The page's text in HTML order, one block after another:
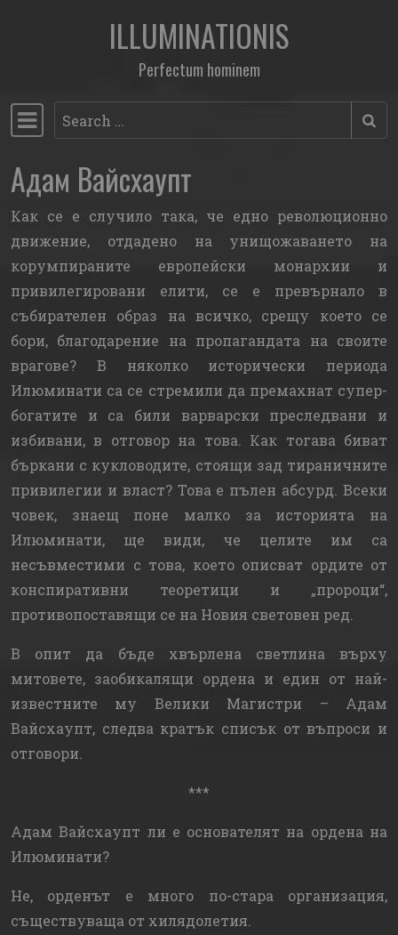
Skip to contentILLUMINATIONIS
Perfectum hominem
Main Navigation
Search
Адам Вайсхаупт
Как се е случило така, че едно революционно
движение, отдадено на унищожаването на
корумпираните европейски монархии и
привилегировани елити, се е превърнало в
събирателен образ на всичко, срещу което се
бори, благодарение на пропагандата на своите
врагове? В няколко исторически периода
Илюминати са се стремили да премахнат супер-
богатите и са били варварски преследвани и
избивани, в отговор на това. Как тогава биват
бъркани с кукловодите, стоящи зад тираничните
привилегии и власт? Това е пълен абсурд. Всеки
човек, знаещ поне малко за историята на
Илюминати, ще види, че целите им са
несъвместими с това, което описват ордите от
конспиративни теоретици и „пророци“,
противопоставящи се на Новия световен ред.
В опит да бъде хвърлена светлина върху
митовете, заобикалящи ордена и един от най-
известните му Велики Магистри – Адам
Вайсхаупт, следва кратък списък от въпроси и
отговори.
***
Адам Вайсхаупт ли е основателят на ордена на
Илюминати?
Не, орденът е много по-стара организация,
съществуваща от хилядолетия.